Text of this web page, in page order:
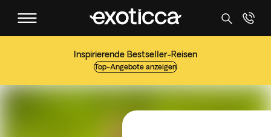
Inspirierende Bestseller-Reisen
Top-Angebote anzeigen